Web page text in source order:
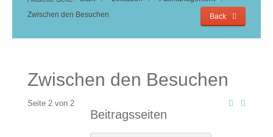
Zwischen den Besuchen
Back
Zwischen den Besuchen
Beitragsseiten
Seite 2 von 2